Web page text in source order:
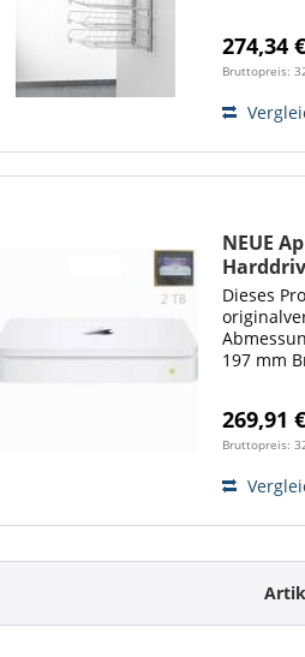
(nur in
erfolgt
274,34
Bruttopreis:
NEUE
Dieses
197 mm
269,91
Bruttopreis: